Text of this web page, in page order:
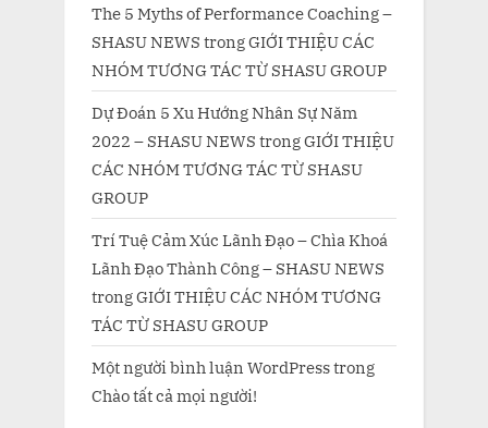
The 5 Myths of Performance Coaching –
SHASU NEWS trongGIỚI THIỆU CÁC
NHÓM TƯƠNG TÁC TỪ SHASU GROUP
Dự Đoán 5 Xu Hướng Nhân Sự Năm
2022 – SHASU NEWS trongGIỚI THIỆU
CÁC NHÓM TƯƠNG TÁC TỪ SHASU
GROUP
Trí Tuệ Cảm Xúc Lãnh Đạo – Chìa Khoá
Lãnh Đạo Thành Công – SHASU NEWS
trongGIỚI THIỆU CÁC NHÓM TƯƠNG
TÁC TỪ SHASU GROUP
Một người bình luận WordPresstrong
Chào tất cả mọi người!